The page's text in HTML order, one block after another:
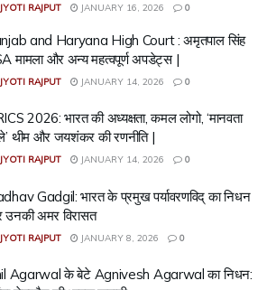
JYOTI RAJPUT JANUARY 16, 2026 0
and Haryana High Court : अमृतपाल सिंह
मामला और अन्य महत्वपूर्ण अपडेट्स |
JYOTI RAJPUT JANUARY 14, 2026 0
2026: भारत की अध्यक्षता, कमल लोगो, ‘मानवता
थीम और जयशंकर की रणनीति |
JYOTI RAJPUT JANUARY 14, 2026 0
Gadgil: भारत के प्रमुख पर्यावरणविद् का निधन
अमर विरासत
JYOTI RAJPUT JANUARY 8, 2026 0
Agarwal के बेटे Agnivesh Agarwal का निधन: